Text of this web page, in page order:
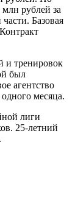
рублей за
Базовая
и тренировок
был
агентство
месяца.
лиги
25-летний